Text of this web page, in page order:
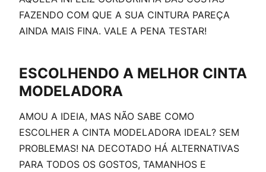
FAZENDO COM QUE A SUA CINTURA PAREÇA
AINDA MAIS FINA. VALE A PENA TESTAR!
ESCOLHENDO A MELHOR CINTA
MODELADORA
AMOU A IDEIA, MAS NÃO SABE COMO
ESCOLHER A CINTA MODELADORA IDEAL? SEM
PROBLEMAS! NA DECOTADO HÁ ALTERNATIVAS
PARA TODOS OS GOSTOS, TAMANHOS E